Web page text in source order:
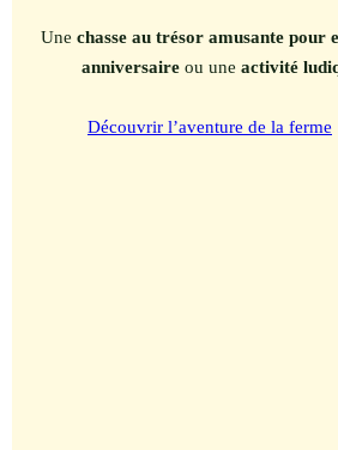
Unechasse au trésor amusante pour
anniversaire ou uneactivité
Découvrir l’aventure de la ferme